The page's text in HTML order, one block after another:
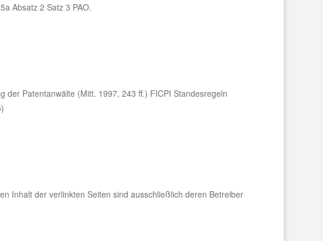
Absatz 2 Satz 3 PAO.
der Patentanwälte (Mitt. 1997, 243 ff.) FICPI Standesregeln
Inhalt der verlinkten Seiten sind ausschließlich deren Betreiber